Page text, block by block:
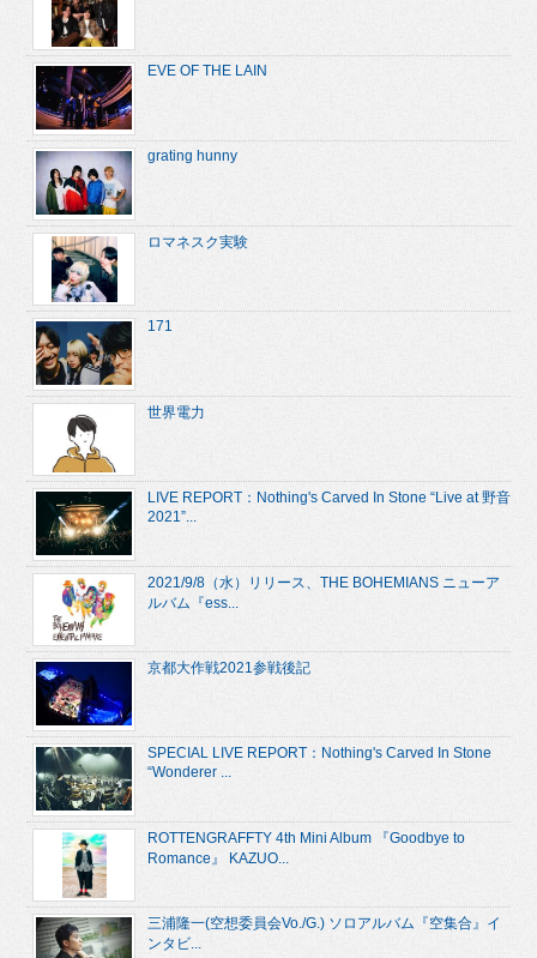
EVE OF THE LAIN
grating hunny
ロマネスク実験
171
世界電力
LIVE REPORT：Nothing's Carved In Stone “Live at 野音
2021”...
2021/9/8（水）リリース、THE BOHEMIANS ニューア
ルバム『ess...
京都大作戦2021参戦後記
SPECIAL LIVE REPORT：Nothing's Carved In Stone
“Wonderer ...
ROTTENGRAFFTY 4th Mini Album 『Goodbye to
Romance』 KAZUO...
三浦隆一(空想委員会Vo./G.) ソロアルバム『空集合』イ
ンタビ...